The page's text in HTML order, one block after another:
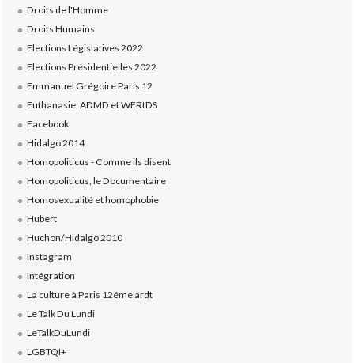
Droits de l'Homme
Droits Humains
Elections Législatives 2022
Elections Présidentielles 2022
Emmanuel Grégoire Paris 12
Euthanasie, ADMD et WFRtDS
Facebook
Hidalgo 2014
Homopoliticus - Comme ils disent
Homopoliticus, le Documentaire
Homosexualité et homophobie
Hubert
Huchon/Hidalgo 2010
Instagram
Intégration
La culture à Paris 12éme ardt
Le Talk Du Lundi
LeTalkDuLundi
LGBTQI+